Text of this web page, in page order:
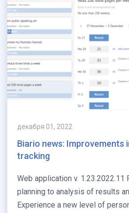
декабря 01, 2022
Biario news: Improvements
tracking
Web application v. 1.23.2022.11 From goal-setting and
planning to analysis of results
Experience a new level of